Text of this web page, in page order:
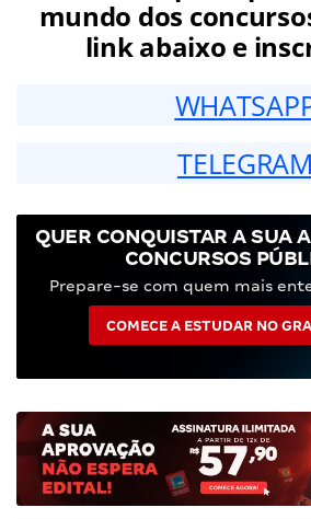
mundo dos
link abaixo e
TELEGRAM
QUER CONQUISTAR A SUA
CONCURSOS
Prepare-se com quem mais
COMECE A ESTUDAR NO